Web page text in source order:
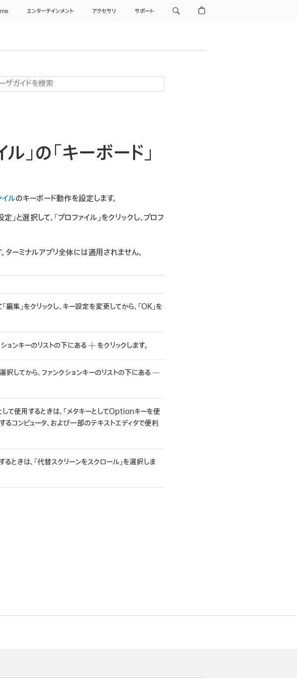
エンターテインメント アクセサリ サポート
」の「キーボード」
イルのキーボード動作を設定します。
」と選択して、「プロファイル」をクリックし、プロフ
ーミナルアプリ全体には適用されません。
集」をクリックし、キー設定を変更してから、「OK」を
ョンキーのリストの下にある をクリックします。
択してから、ファンクションキーのリストの下にある
て使用するときは、「メタキーとしてOptionキーを使
るコンピュータ、および一部のテキストエディタで便利
ときは、「代替スクリーンをスクロール」を選択しま